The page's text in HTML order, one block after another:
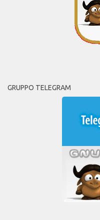
GRUPPO TELEGRAM